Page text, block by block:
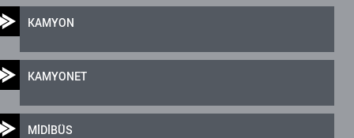
KAMYON
KAMYONET
MİDİBÜS